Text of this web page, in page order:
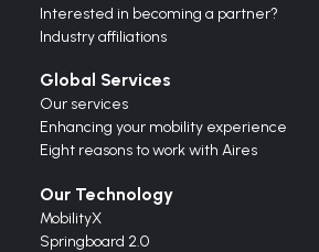
Interested in becoming a partner?
Industry affiliations
Global Services
Our services
Enhancing your mobility experience
Eight reasons to work with Aires
Our Technology
MobilityX
Springboard 2.0